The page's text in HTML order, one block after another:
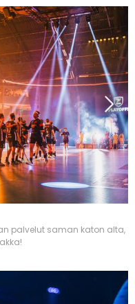
palvelut saman katon alta,